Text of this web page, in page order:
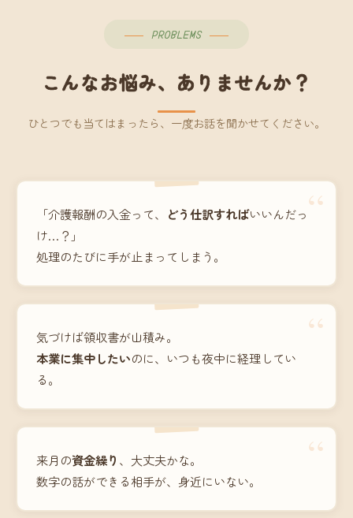
PROBLEMS
こんなお悩み、ありませんか？
ひとつでも当てはまったら、一度お話を聞かせてください。
“
「介護報酬の入金って、 どう仕訳すればいいんだっ
け…？」
処理のたびに手が止まってしまう。
“
気づけば領収書が山積み。
本業に集中したいのに、いつも夜中に経理してい
る。
“
来月の資金繰り 、大丈夫かな。
数字の話ができる相手が、身近にいない。